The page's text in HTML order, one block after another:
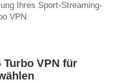
Ihres Sport-Streaming-
VPN
Turbo VPN für